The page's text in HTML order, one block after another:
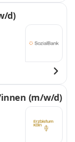
d)
(m/w/d)